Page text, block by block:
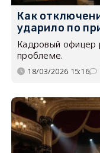
Как
ударило по
Кадровый офицер
проблеме.
18/03/2026 15:16